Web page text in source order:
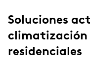
Soluciones
climatización
residenciales